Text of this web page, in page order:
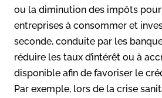
ou la diminution des impôts
entreprises à consommer et
seconde, conduite par les
réduire les taux d’intérêt ou à
disponible afin de favoriser le
Par exemple, lors de la crise